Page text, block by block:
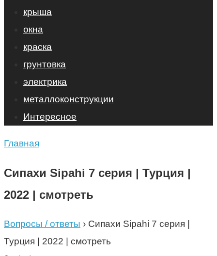
крыша
окна
краска
грунтовка
электрика
металлоконструкции
Интересное
Главная
Сипахи Sipahi 7 серия | Турция |
2022 | смотреть
Вопросы / ответы › Сипахи Sipahi 7 серия |
Турция | 2022 | смотреть